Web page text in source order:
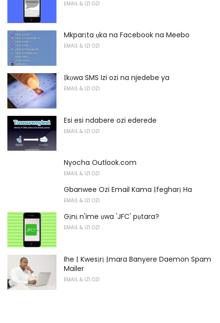
EMAIL & IZI OZI
Mkparịta ụka na Facebook na Meebo
EMAIL & IZI OZI
Ịkọwa SMS Izi ozi na njedebe ya
EMAIL & IZI OZI
Esi esi ndabere ozi ederede
EMAIL & IZI OZI
Nyocha Outlook.com
EMAIL & IZI OZI
Gbanwee Ozi Email Kama Ịfegharị Ha
EMAIL & IZI OZI
Gịnị n'ime ụwa 'JFC' pụtara?
EMAIL & IZI OZI
Ihe Ị Kwesịrị Ịmara Banyere Daemon Spam
Mailer
EMAIL & IZI OZI